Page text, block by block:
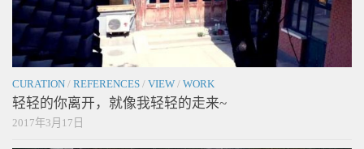
CURATION / REFERENCES / VIEW / WORK
轻轻的你离开，就像我轻轻的走来~
2017年3月17日